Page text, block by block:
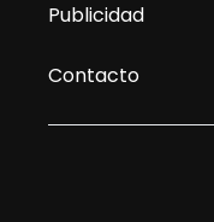
Publicidad
Contacto